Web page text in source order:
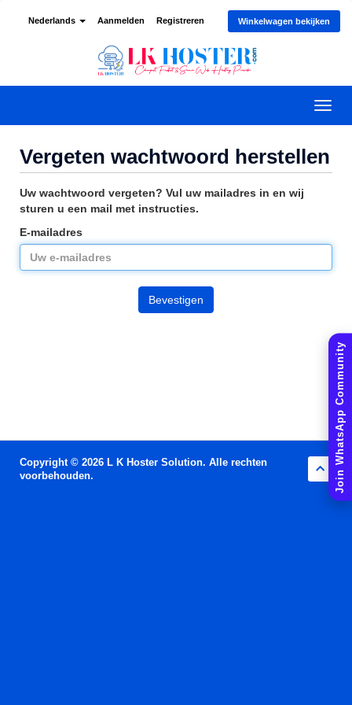
Nederlands Aanmelden Registreren Winkelwagen bekijken
in-/
Vergeten wachtwoord herstellen
Uw wachtwoord vergeten? Vul uw mailadres in en wij
sturen u een mail met instructies.
E-mailadres
Bevestigen
Copyright © 2026 L K Hoster Solution. Alle rechten
voorbehouden.
Join WhatsApp Community